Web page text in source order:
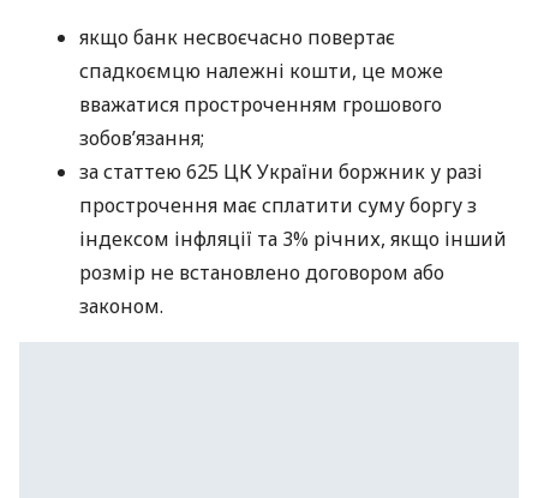
якщо банк несвоєчасно повертає
спадкоємцю належні кошти, це може
вважатися простроченням грошового
зобов’язання;
за статтею 625 ЦК України боржник у разі
прострочення має сплатити суму боргу з
індексом інфляції та 3% річних, якщо інший
розмір не встановлено договором або
законом.